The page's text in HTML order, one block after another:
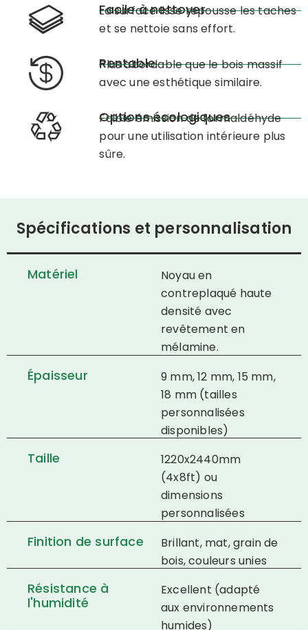
Facile à nettoyer
La surface lisse repousse les taches
et se nettoie sans effort.
Rentable
Plus abordable que le bois massif
avec une esthétique similaire.
Options écologiques
Faible émission de formaldéhyde
pour une utilisation intérieure plus
sûre.
Spécifications et personnalisation
Matériel
Noyau en
contreplaqué haute
densité avec
revêtement en
mélamine.
Épaisseur
9 mm, 12 mm, 15 mm,
18 mm (tailles
personnalisées
disponibles)
Taille
1220x2440mm
(4x8ft) ou
dimensions
personnalisées
Finition de surface
Brillant, mat, grain de
bois, couleurs unies
Résistance à
l'humidité
Excellent (adapté
aux environnements
humides)